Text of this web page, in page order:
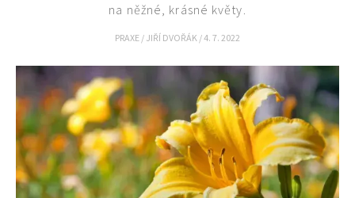
na něžné, krásné květy.
PRAXE / JIŘÍ DVOŘÁK /4. 7. 2022